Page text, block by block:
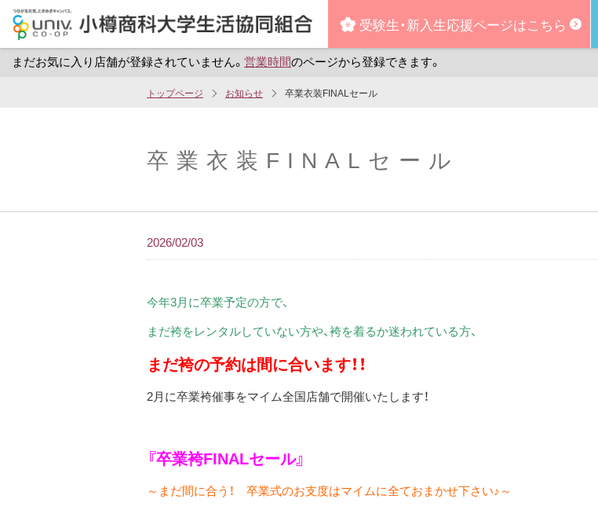
ン
受験生・新入生応援ページはこちら
まだお気に入り店舗が登録されていません。 営業時間のページから登録できます。
トップページ お知らせ 卒業衣装FINALセール
卒業衣装FINALセール
2026/02/03
今年3月に卒業予定の方で、
まだ袴をレンタルしていない方や、袴を着るか迷われている方、
まだ袴の予約は間に合います！！
2月に卒業袴催事をマイム全国店舗で開催いたします！
『卒業袴FINALセール』
～まだ間に合う！ 卒業式のお支度はマイムに全ておまかせ下さい♪ ～